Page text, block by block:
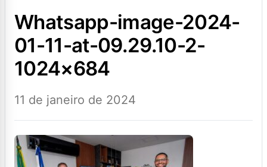
whatsapp-image-2024-
01-11-at-09.29.10-2-
1024×684
11 de janeiro de 2024